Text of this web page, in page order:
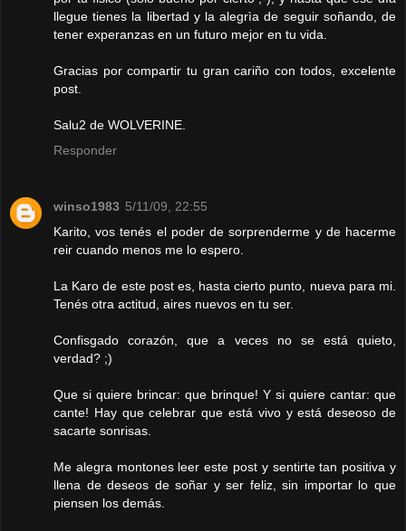
llegue tienes la libertad y la alegrìa de seguir soñando, de
tener experanzas en un futuro mejor en tu vida.
Gracias por compartir tu gran cariño con todos, excelente
post.
Salu2 de WOLVERINE.
Responder
winso1983 5/11/09, 22:55
Karito, vos tenés el poder de sorprenderme y de hacerme
reir cuando menos me lo espero.
La Karo de este post es, hasta cierto punto, nueva para mi.
Tenés otra actitud, aires nuevos en tu ser.
Confisgado corazón, que a veces no se está quieto,
verdad? ;)
Que si quiere brincar: que brinque! Y si quiere cantar: que
cante! Hay que celebrar que está vivo y está deseoso de
sacarte sonrisas.
Me alegra montones leer este post y sentirte tan positiva y
llena de deseos de soñar y ser feliz, sin importar lo que
piensen los demás.